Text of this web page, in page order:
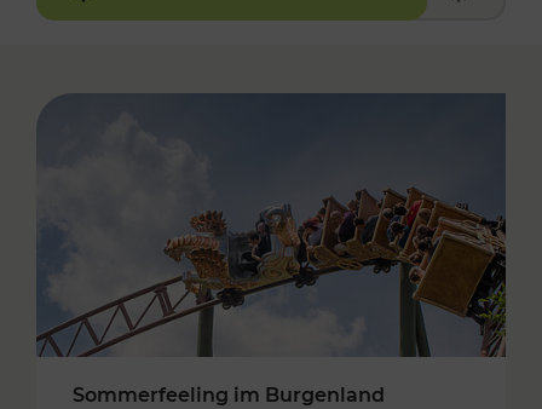
Sommerfeeling im Burgenland